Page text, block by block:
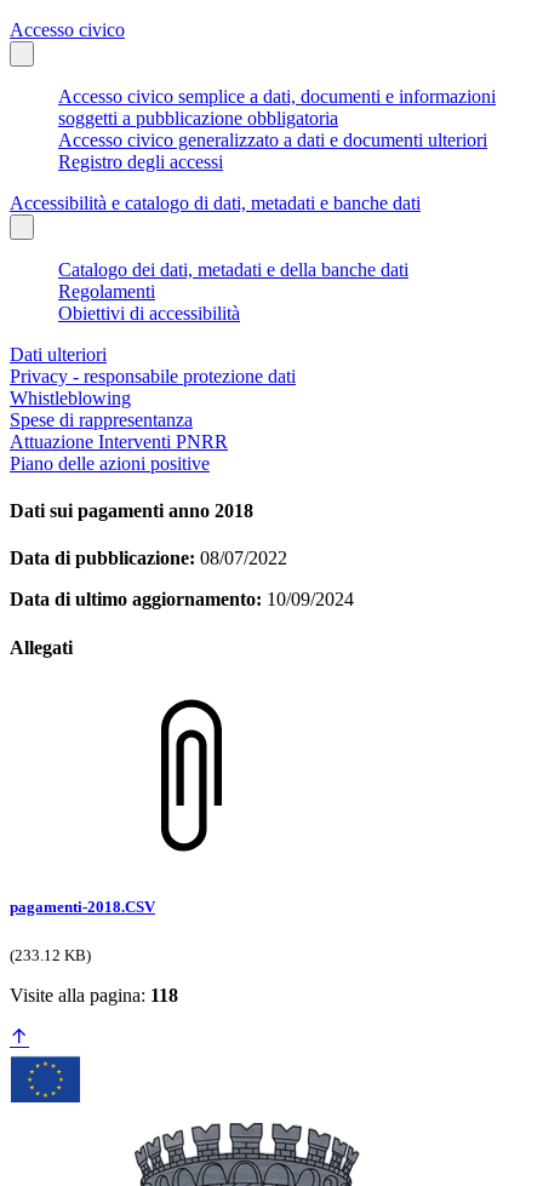
Accesso civico
Accesso civico semplice a dati, documenti e informazioni
soggetti a pubblicazione obbligatoria
Accesso civico generalizzato a dati e documenti ulteriori
Registro degli accessi
Accessibilità e catalogo di dati, metadati e banche dati
Catalogo dei dati, metadati e della banche dati
Regolamenti
Obiettivi di accessibilità
Dati ulteriori
Privacy - responsabile protezione dati
Whistleblowing
Spese di rappresentanza
Attuazione Interventi PNRR
Piano delle azioni positive
Dati sui pagamenti anno 2018
Data di pubblicazione: 08/07/2022
Data di ultimo aggiornamento: 10/09/2024
Allegati
pagamenti-2018.CSV
(233.12 KB)
Visite alla pagina: 118